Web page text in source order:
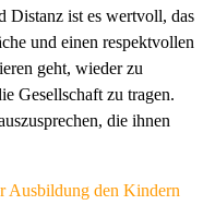
Distanz ist es wertvoll, das
und einen respektvollen
geht, wieder zu
Gesellschaft zu tragen.
die ihnen
Ausbildung den Kindern